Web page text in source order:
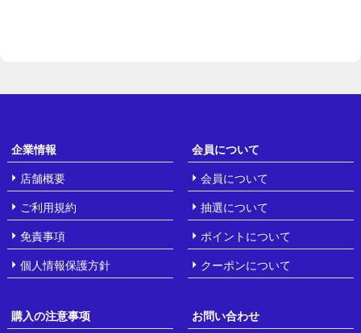
企業情報
店舗概要
ご利用規約
免責事項
個人情報保護方針
会員について
会員について
抽選について
ポイントについて
クーポンについて
購入の注意事项 お問い合わせ